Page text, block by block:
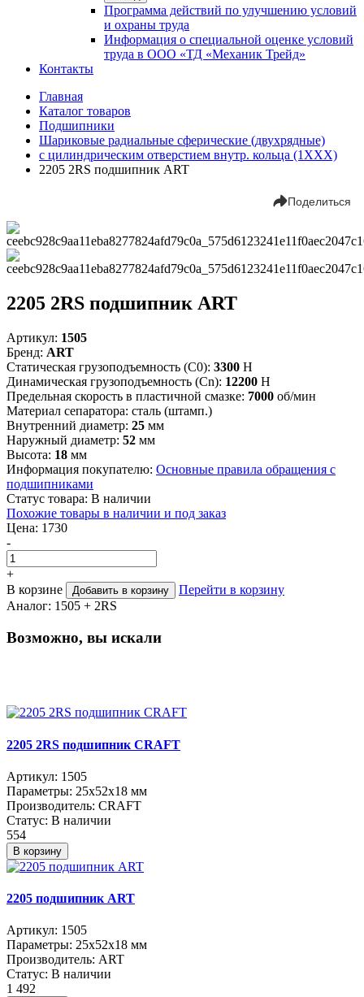
Программа действий по улучшению условий
и охраны труда
Информация о специальной оценке условий
труда в ООО «ТД «Механик Трейд»
Контакты
Главная
Каталог товаров
Подшипники
Шариковые радиальные сферические (двухрядные)
с цилиндрическим отверстием внутр. кольца (1ХХХ)
2205 2RS подшипник ART
Поделиться
2205 2RS подшипник ART
Артикул: 1505
Бренд: ART
Статическая грузоподъемность (C0): 3300 Н
Динамическая грузоподъемность (Cn): 12200 Н
Предельная скорость в пластичной смазке: 7000 об/мин
Материал сепаратора: сталь (штамп.)
Внутренний диаметр: 25 мм
Наружный диаметр: 52 мм
Высота: 18 мм
Информация покупателю: Основные правила обращения с
подшипниками
Статус товара: В наличии
Похожие товары в наличии и под заказ
Цена: 1730
-
+
В корзине
Добавить в корзину
Перейти в корзину
Аналог: 1505 + 2RS
Возможно, вы искали
2205 2RS подшипник CRAFT
Артикул: 1505
Параметры: 25x52x18 мм
Производитель: CRAFT
Статус: В наличии
554
В корзину
2205 подшипник ART
Артикул: 1505
Параметры: 25x52x18 мм
Производитель: ART
Статус: В наличии
1 492